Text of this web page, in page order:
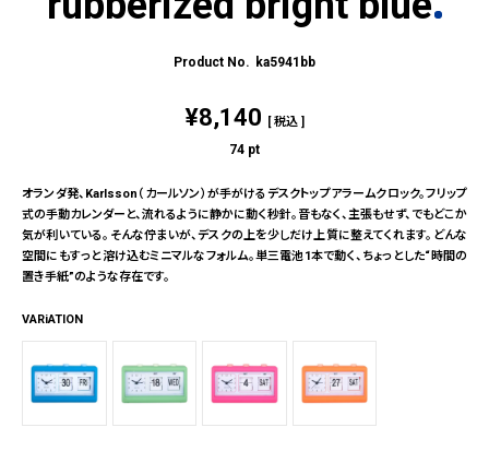
ka5941bb
¥8,140 税込
74 pt
オランダ発、Karlsson（カールソン）が手がけるデスクトップアラームクロック。フリップ
式の手動カレンダーと、流れるように静かに動く秒針。音もなく、主張もせず、でもどこか
気が利いている。そんな佇まいが、デスクの上を少しだけ上質に整えてくれます。どんな
空間にもすっと溶け込むミニマルなフォルム。単三電池1本で動く、ちょっとした“時間の
置き手紙”のような存在です。
VARiATION